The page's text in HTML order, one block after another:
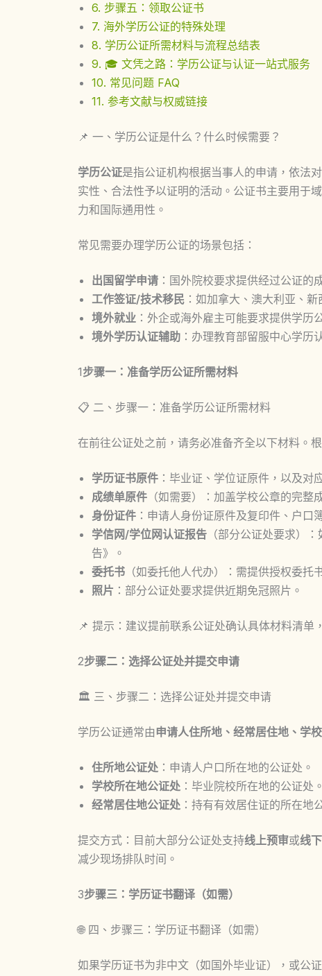
6. 步骤五：领取公证书
7. 海外学历公证的特殊处理
8. 学历公证所需材料与流程总结表
9. 🎓 文凭之路：学历公证与认证一站式服务
10. 常见问题 FAQ
11. 参考文献与权威链接
📌 一、学历公证是什么？什么时候需要？
学历公证是指公证机构根据当事人的申请，依法
实性、合法性予以证明的活动。公证书主要用于
力和国际通用性。
常见需要办理学历公证的场景包括：
出国留学申请 ：国外院校要求提供经过公证的
工作签证/技术移民 ：如加拿大、澳大利亚、
境外就业 ：外企或海外雇主可能要求提供学历
境外学历认证辅助 ：办理教育部留服中心学历
1步骤一：准备学历公证所需材料
📋 二、步骤一：准备学历公证所需材料
在前往公证处之前，请务必准备齐全以下材料。
学历证书原件 ：毕业证、学位证原件，以及对
成绩单原件 （如需要）：加盖学校公章的完整
身份证件 ：申请人身份证原件及复印件、户口
学信网/学位网认证报告 （部分公证处要求）
告》。
委托书 （如委托他人代办）：需提供授权委托
照片 ：部分公证处要求提供近期免冠照片。
📌 提示：建议提前联系公证处确认具体材料清单
2步骤二：选择公证处并提交申请
🏛️ 三、步骤二：选择公证处并提交申请
学历公证通常由申请人住所地、经常居住地、学
住所地公证处 ：申请人户口所在地的公证处。
学校所在地公证处 ：毕业院校所在地的公证处。
经常居住地公证处 ：持有有效居住证的所在地
提交方式：目前大部分公证处支持线上预审或线
减少现场排队时间。
3步骤三：学历证书翻译（如需）
🌐 四、步骤三：学历证书翻译（如需）
如果学历证书为非中文（如国外毕业证），或公